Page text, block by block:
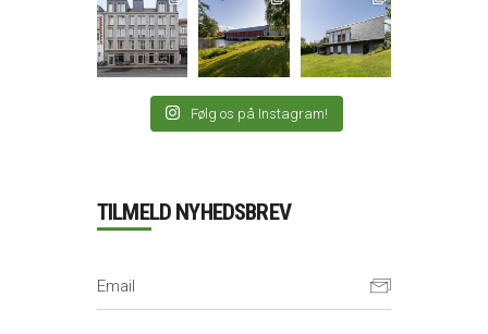
Følg os på Instagram!
TILMELD NYHEDSBREV